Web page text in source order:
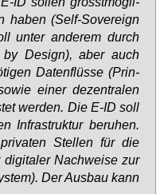
ha­ben (Self-Sover­eign
un­ter an­de­rem durch
De­sign), aber auch
Da­ten­flüs­se (Prin­
ei­ner de­zen­tra­len
wer­den. Die E-ID soll
In­fra­struk­tur be­ru­hen.
Stel­len für die
Nach­wei­se zur
Der Aus­bau kann